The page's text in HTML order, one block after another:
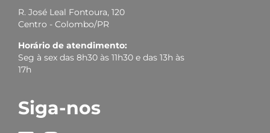
R. José Leal Fontoura, 120
Centro - Colombo/PR
Horário de atendimento:
Seg à sex das 8h30 às 11h30 e das 13h às
17h
Siga-nos